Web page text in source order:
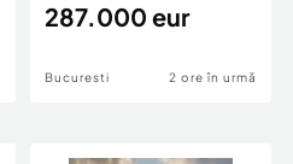
287.000 eur
Bucuresti 2 ore în urmă